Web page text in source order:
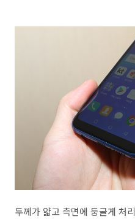
두께가 얇고 측면에 둥글게 처